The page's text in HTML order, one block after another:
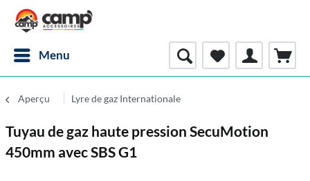
Menu
Aperçu Lyre de gaz Internationale
Tuyau de gaz haute pression SecuMotion
450mm avec SBS G1